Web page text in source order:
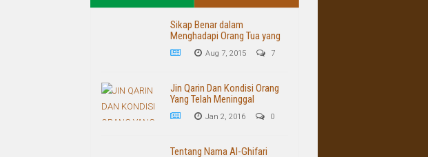
Sikap Benar dalam
Menghadapi Orang Tua yang
Buruk dan Kasar
Aug 7, 2015 7
Jin Qarin Dan Kondisi Orang
Yang Telah Meninggal
Jan 2, 2016 0
Tentang Nama Al-Ghifari